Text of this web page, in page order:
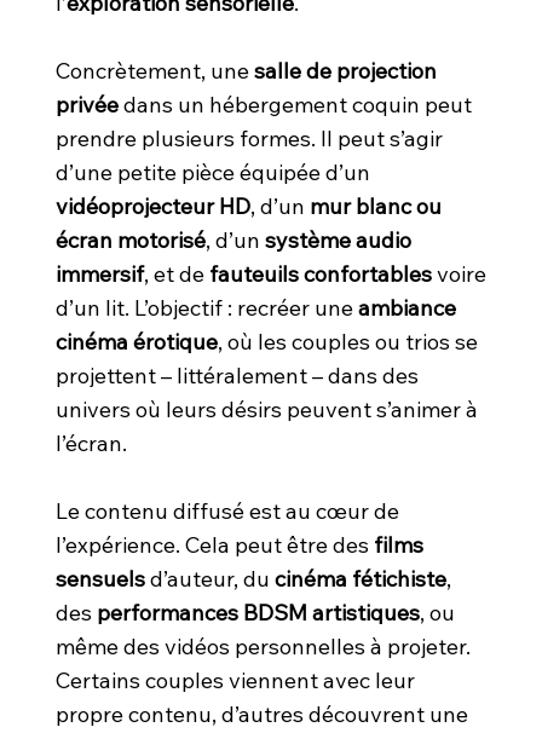
Concrètement, unesalle de projection
privéedans un hébergement coquin peut
prendre plusieurs formes. Il peut s’agir
d’une petite pièce équipée d’un
vidéoprojecteur HD, d’un mur blanc ou
écran motorisé, d’un système audio
immersif, et de fauteuils confortablesvoire
d’un lit. L’objectif : recréer uneambiance
cinéma érotique, où les couples ou trios se
projettent – littéralement – dans des
univers où leurs désirs peuvent s’animer à
l’écran.
Le contenu diffusé est au cœur de
l’expérience. Cela peut être des films
sensuelsd’auteur, du cinéma fétichiste,
des performances BDSM artistiques, ou
même des vidéos personnelles à projeter.
Certains couples viennent avec leur
propre contenu, d’autres découvrent une